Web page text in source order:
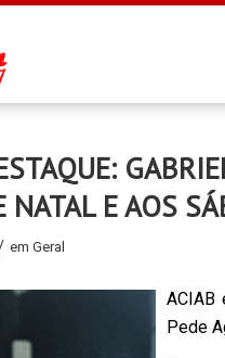
NATAL E AOS
em Geral
ACIAB
Pede